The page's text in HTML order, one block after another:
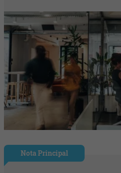
Nota Principal